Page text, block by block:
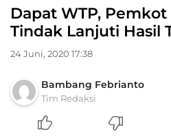
Dapat WTP,
Tindak Lanjuti Hasil
24 Juni, 2020 17:38
Bambang Febrianto
Tim Redaksi